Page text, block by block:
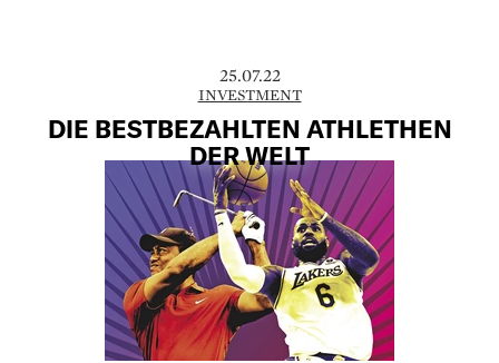
25.07.22
INVESTMENT
DIE BESTBEZAHLTEN ATHLETHEN
DER WELT